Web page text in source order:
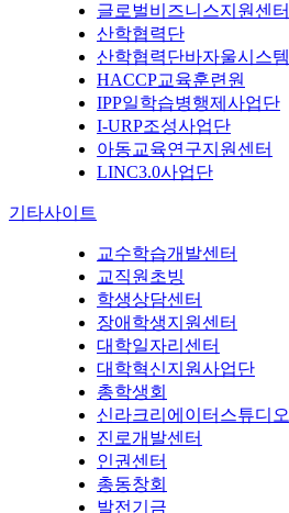
글로벌비즈니스지원센터
산학협력단
산학협력단바자울시스템
HACCP교육훈련원
IPP일학습병행제사업단
I-URP조성사업단
아동교육연구지원센터
LINC3.0사업단
기타사이트
교수학습개발센터
교직원초빙
학생상담센터
장애학생지원센터
대학일자리센터
대학혁신지원사업단
총학생회
신라크리에이터스튜디오
진로개발센터
인권센터
총동창회
발전기금